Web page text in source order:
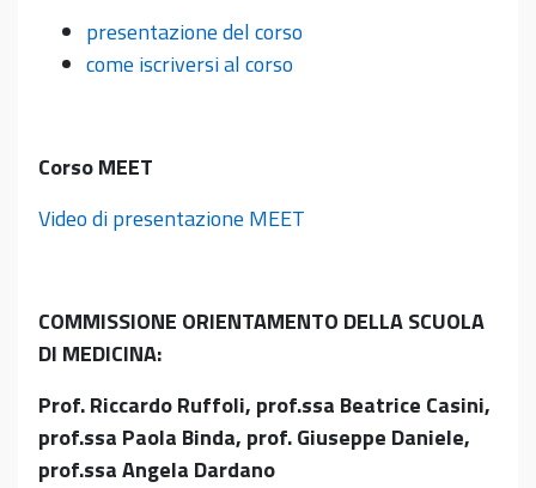
presentazione del corso
come iscriversi al corso
Corso MEET
Video di presentazione MEET
COMMISSIONE ORIENTAMENTO DELLA SCUOLA
DI MEDICINA:
Prof. Riccardo Ruffoli, prof.ssa Beatrice Casini,
prof.ssa Paola Binda, prof. Giuseppe Daniele,
prof.ssa Angela Dardano